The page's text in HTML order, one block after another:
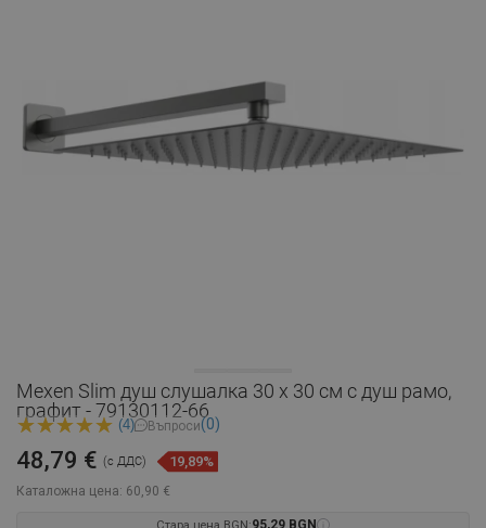
Mexen Slim душ слушалка 30 x 30 см с душ рамо,
графит - 79130112-66
(4) Въпроси(0)
Каталожна цена: 60,90 €
48,79 € (с ДДС) 19,89%
Стара цена BGN:95,29 BGN